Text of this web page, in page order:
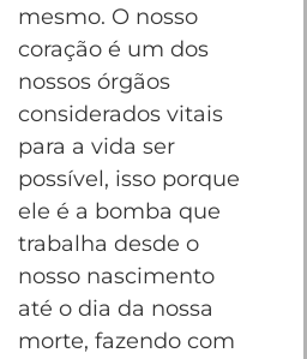
mesmo. O nosso
coração é um dos
nossos órgãos
considerados vitais
para a vida ser
possível, isso porque
ele é a bomba que
trabalha desde o
nosso nascimento
até o dia da nossa
morte, fazendo com